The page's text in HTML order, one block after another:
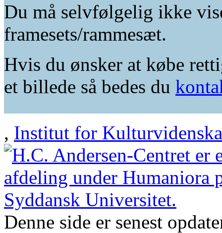
Du må selvfølgelig ikke
framesets/rammesæt.
Hvis du ønsker at købe
et billede så bedes du
, Institut for
Denne side er senest